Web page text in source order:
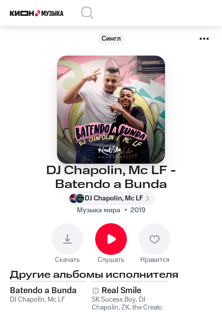
Сингл
DJ Chapolin, Mc LF -
Batendo a Bunda
DJ Chapolin, Mc LF
Музыка мира
2019
Скачать Слушать Нравится
Другие альбомы исполнителя
Batendo a Bunda
DJ Chapolin, Mc LF
Real Smile
SK Sucess Boy, DJ
Chapolin,ZK, the Creator